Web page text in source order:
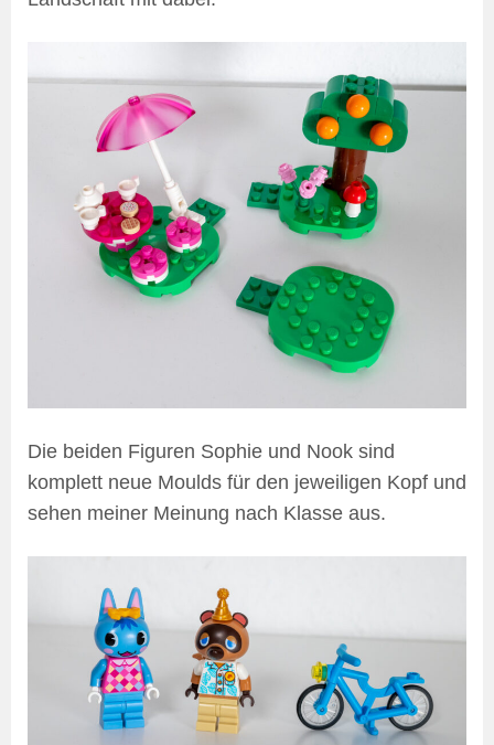
Die beiden Figuren Sophie und Nook sind
komplett neue Moulds für den jeweiligen Kopf und
sehen meiner Meinung nach Klasse aus.